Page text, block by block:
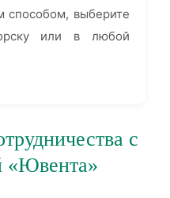
способом, выберите
или в любой
с
«Ювента»